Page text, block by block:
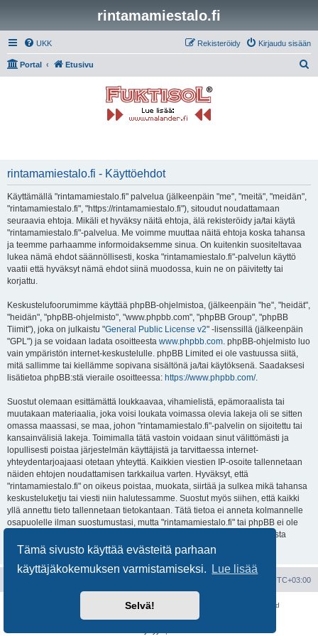
Tämä sivusto käyttää evästeitä parhaan
käyttäjäkokemuksen varmistamiseksi.
Lue lisää
Selvä!
rintamamiestalo.fi
UKK Kirjaudu sisään
Rekisteröidy
Portal Etusivu
rintamamiestalo.fi - Käyttöehdot
Käyttämällä "rintamamiestalo.fi" palvelua (jälkeenpäin "me", "meitä", "meidän",
"rintamamiestalo.fi", "https://rintamamiestalo.fi"), sitoudut noudattamaan
seuraavia ehtoja. Mikäli et hyväksy näitä ehtoja, älä rekisteröidy ja/tai käytä
"rintamamiestalo.fi"-palvelua. Me voimme muuttaa näitä ehtoja koska tahansa
ja teemme parhaamme informoidaksemme sinua. On kuitenkin suositeltavaa
lukea nämä ehdot säännöllisesti, koska "rintamamiestalo.fi"-palvelun käyttö
vaatii että hyväksyt nämä ehdot siinä muodossa, kuin ne on päivitetty tai
korjattu.
Keskustelufoorumimme käyttää phpBB-ohjelmistoa, (jälkeenpäin "he", "heidät",
"heidän", "phpBB-ohjelmisto", "www.phpbb.com", "phpBB Group", "phpBB
Tiimit"), joka on julkaistu "General Public License v2" -lisenssillä (jälkeenpäin
"GPL") ja se voidaan ladata osoitteesta www.phpbb.com. phpBB-ohjelmisto luo
vain ympäristön internet-keskustelulle. phpBB Limited ei ole vastuussa siitä,
mitä sallimme tai kiellämme sopivana sisältönä ja/tai käytöksenä. Saadaksesi
lisätietoa phpBB:stä vieraile osoitteessa: https://www.phpbb.com/.
Suostut olemaan esittämättä loukkaavaa, vihamielistä, epämoraalista tai
muutakaan materiaalia, joka voisi loukata voimassa olevia lakeja oli se sitten
omassa maassasi, se maa, johon "rintamamiestalo.fi"-palvelin on sijoitettu tai
kansainvälisiä lakeja. Toimimalla tätä vastoin voidaan sinut välittömästi ja
lopullisesti poistaa järjestelmän käyttäjistä ja tarvittaessa internet-
yhteydentarjoajaasi otetaan yhteyttä. Kaikkien viestien IP-osoite tallennetaan
näiden ehtojen noudattamisen tarkkailua varten. Hyväksyt, että
"rintamamiestalo.fi" on oikeus poistaa, muokata, siirtää ja sulkea mikä tahansa
keskusteluketju tai viesti niin halutessamme. Suostut myös siihen, että kaikki
yllä annettu tieto tallennetaan tietokantaan. Tätä tietoa ei anneta kolmannelle
osapuolelle ilman suostumustasi, mutta "rintamamiestalo.fi" tai phpBB ei ole
vastuussa mahdollisen tietoturvamurron aiheuttamasta tietojen vuodosta
ulkopuolisille tahoille.
UTC+03:00
Keskustelufoorumin ohjelmistophpBB
® Forum Software © phpBB Limited
Käännös: phpBB Suomi (lurttinen, harritapio, Pettis)